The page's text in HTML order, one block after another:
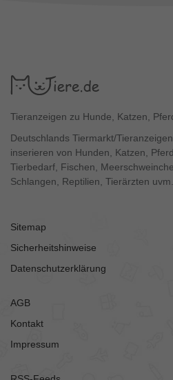
Tieranzeigen zu Hunde, Katzen,
Deutschlands Tiermarkt/
inserieren von Hunden, Katzen,
Tierbedarf, Fischen,
Schlangen, Reptilien, Tierärzten uvm.
Sitemap
Sicherheitshinweise
Datenschutzerklärung
AGB
Kontakt
Impressum